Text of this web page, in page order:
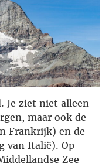
Je ziet niet alleen
maar ook de
Frankrijk) en de
van Italië). Op
Zee